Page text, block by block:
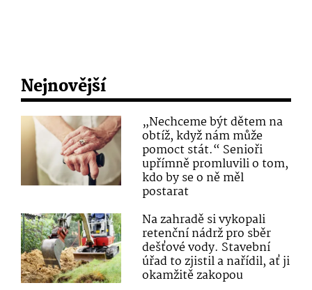
Nejnovější
„Nechceme být dětem na
obtíž, když nám může
pomoct stát.“ Senioři
upřímně promluvili o tom,
kdo by se o ně měl
postarat
Na zahradě si vykopali
retenční nádrž pro sběr
dešťové vody. Stavební
úřad to zjistil a nařídil, ať ji
okamžitě zakopou